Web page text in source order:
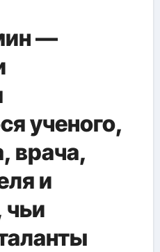
—
ученого,
врача,
и
чьи